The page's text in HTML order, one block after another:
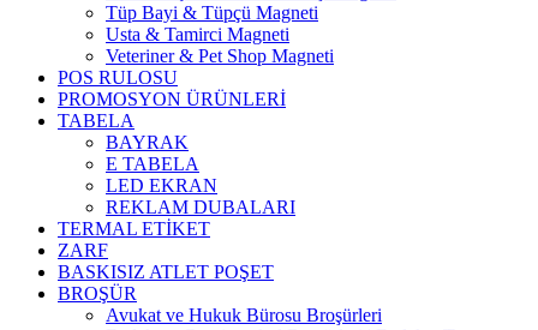
Tüp Bayi & Tüpçü Magneti
Usta & Tamirci Magneti
Veteriner & Pet Shop Magneti
POS RULOSU
PROMOSYON ÜRÜNLERİ
TABELA
BAYRAK
E TABELA
LED EKRAN
REKLAM DUBALARI
TERMAL ETİKET
ZARF
BASKISIZ ATLET POŞET
BROŞÜR
Avukat ve Hukuk Bürosu Broşürleri